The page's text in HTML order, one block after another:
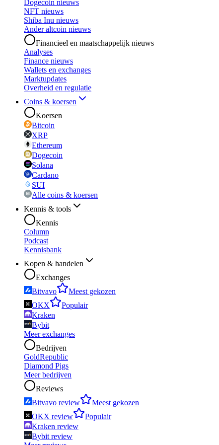
Dogecoin nieuws
NFT nieuws
Shiba Inu nieuws
Ander altcoin nieuws
Financieel en maatschappelijk nieuws
Analyses
Finance nieuws
Wallets en exchanges
Marktupdates
Overheid en regulatie
Coins & koersen
Koersen
Bitcoin
XRP
Ethereum
Dogecoin
Solana
Cardano
SUI
Alle coins & koersen
Kennis & tools
Kennis
Column
Podcast
Kennisbank
Kopen & handelen
Exchanges
Bitvavo
Meest gekozen
OKX
Populair
Kraken
Bybit
Meer exchanges
Bedrijven
GoldRepublic
Diamond Pigs
Meer bedrijven
Reviews
Bitvavo review
Meest gekozen
OKX review
Populair
Kraken review
Bybit review